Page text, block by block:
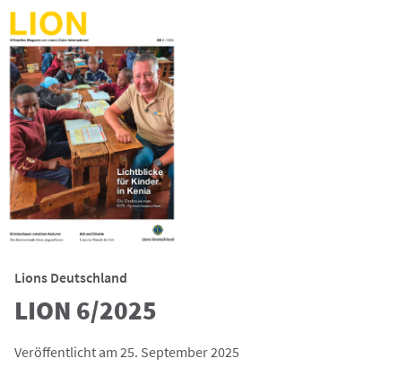
Lions Deutschland
LION 6/2025
Veröffentlicht am 25. September 2025